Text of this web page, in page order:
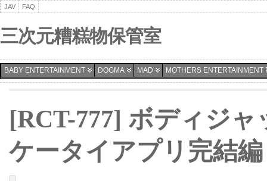
JAV FAQ
三次元糟糕物保管室
BABY ENTERTAINMENT DOGMA MAD MOTHERS ENTERTAINMENT
[RCT-777] ボディジ
ケータイアプリ完結編